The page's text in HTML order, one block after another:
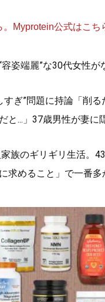
Myprotein公式はこち
姿端麗”な30代女性が
ぎ”問題に持論「削る
...」37歳男性が妻に
族のギリギリ生活。
めること」で一番多